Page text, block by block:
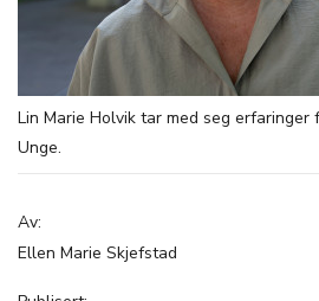
Lin Marie Holvik tar med seg erfaringer
Unge.
Av:
Ellen Marie Skjefstad